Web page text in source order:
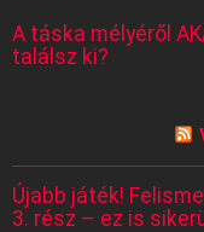
A táska mélyéről
találsz ki?
Újabb játék!
3. rész – ez is